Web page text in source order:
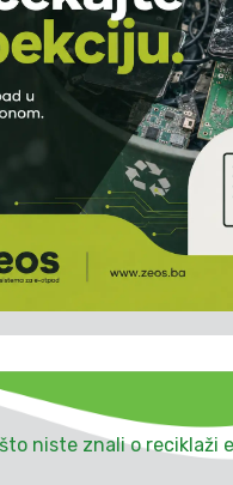
niste znali o reciklaži